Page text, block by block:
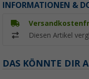
INFORMATIONEN &
Diesen Artikel
DAS KÖNNTE DIR